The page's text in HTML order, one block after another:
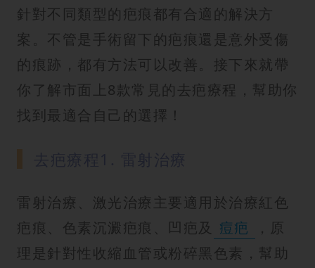
針對不同類型的疤痕都有合適的解決方
案。不管是手術留下的疤痕還是意外受傷
的痕跡，都有方法可以改善。接下來就帶
你了解市面上8款常見的去疤療程，幫助你
找到最適合自己的選擇！
雷射治療、激光治療主要適用於治療紅色
疤痕、色素沉澱疤痕、凹疤及 痘疤
，原
理是針對性收縮血管或粉碎黑色素，幫助